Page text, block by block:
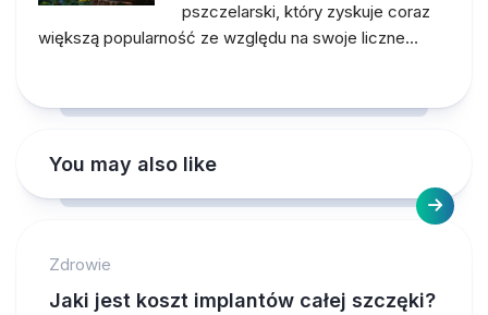
pszczelarski, który zyskuje coraz
większą popularność ze względu na swoje liczne…
You may also like
Zdrowie
Jaki jest koszt implantów całej szczęki?